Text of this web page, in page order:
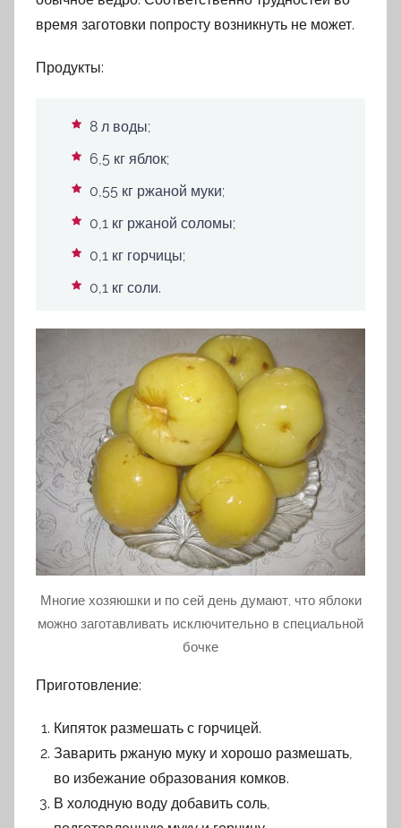
время заготовки попросту возникнуть не может.
Продукты:
8 л воды;
6,5 кг яблок;
0,55 кг ржаной муки;
0,1 кг ржаной соломы;
0,1 кг горчицы;
0,1 кг соли.
Многие хозяюшки и по сей день думают, что яблоки
можно заготавливать исключительно в специальной
бочке
Приготовление:
Кипяток размешать с горчицей.
Заварить ржаную муку и хорошо размешать,
во избежание образования комков.
В холодную воду добавить соль,